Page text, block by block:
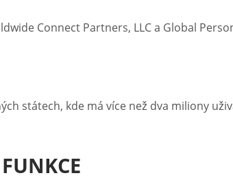
Connect Partners, LLC a Global
státech, kde má více než dva miliony